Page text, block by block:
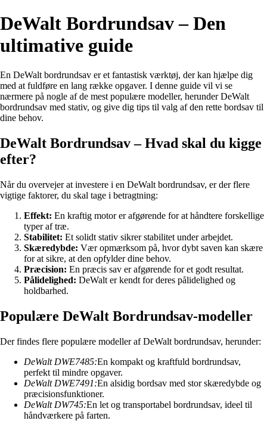
DeWalt Bordrundsav – Den
ultimative guide
En DeWalt bordrundsav er et fantastisk værktøj, der kan hjælpe dig
med at fuldføre en lang række opgaver. I denne guide vil vi se
nærmere på nogle af de mest populære modeller, herunder DeWalt
bordrundsav med stativ, og give dig tips til valg af den rette bordsav til
dine behov.
DeWalt Bordrundsav – Hvad skal du kigge
efter?
Når du overvejer at investere i en DeWalt bordrundsav, er der flere
vigtige faktorer, du skal tage i betragtning:
Effekt: En kraftig motor er afgørende for at håndtere forskellige
typer af træ.
Stabilitet: Et solidt stativ sikrer stabilitet under arbejdet.
Skæredybde: Vær opmærksom på, hvor dybt saven kan skære
for at sikre, at den opfylder dine behov.
Præcision: En præcis sav er afgørende for et godt resultat.
Pålidelighed: DeWalt er kendt for deres pålidelighed og
holdbarhed.
Populære DeWalt Bordrundsav-modeller
Der findes flere populære modeller af DeWalt bordrundsav, herunder:
DeWalt DWE7485:En kompakt og kraftfuld bordrundsav,
perfekt til mindre opgaver.
DeWalt DWE7491:En alsidig bordsav med stor skæredybde og
præcisionsfunktioner.
DeWalt DW745:En let og transportabel bordrundsav, ideel til
håndværkere på farten.